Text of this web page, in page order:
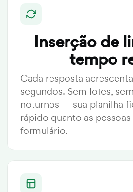
Inserção de
tempo
Cada resposta
segundos. Sem lotes,
noturnos — sua planilha
rápido quanto as
formulário.